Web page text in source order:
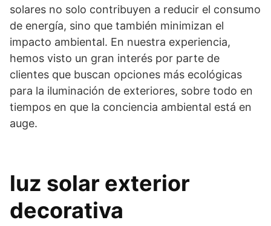
solares no solo contribuyen a reducir el consumo
de energía, sino que también minimizan el
impacto ambiental. En nuestra experiencia,
hemos visto un gran interés por parte de
clientes que buscan opciones más ecológicas
para la iluminación de exteriores, sobre todo en
tiempos en que la conciencia ambiental está en
auge.
luz solar exterior
decorativa